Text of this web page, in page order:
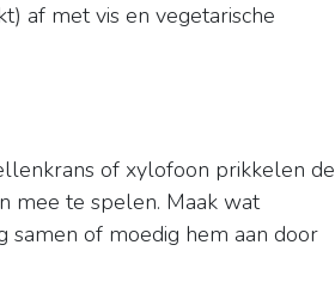
af met vis en vegetarische
of xylofoon prikkelen de
mee te spelen. Maak wat
samen of moedig hem aan door